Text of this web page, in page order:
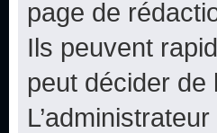
page de
Ils peuvent
peut décider de